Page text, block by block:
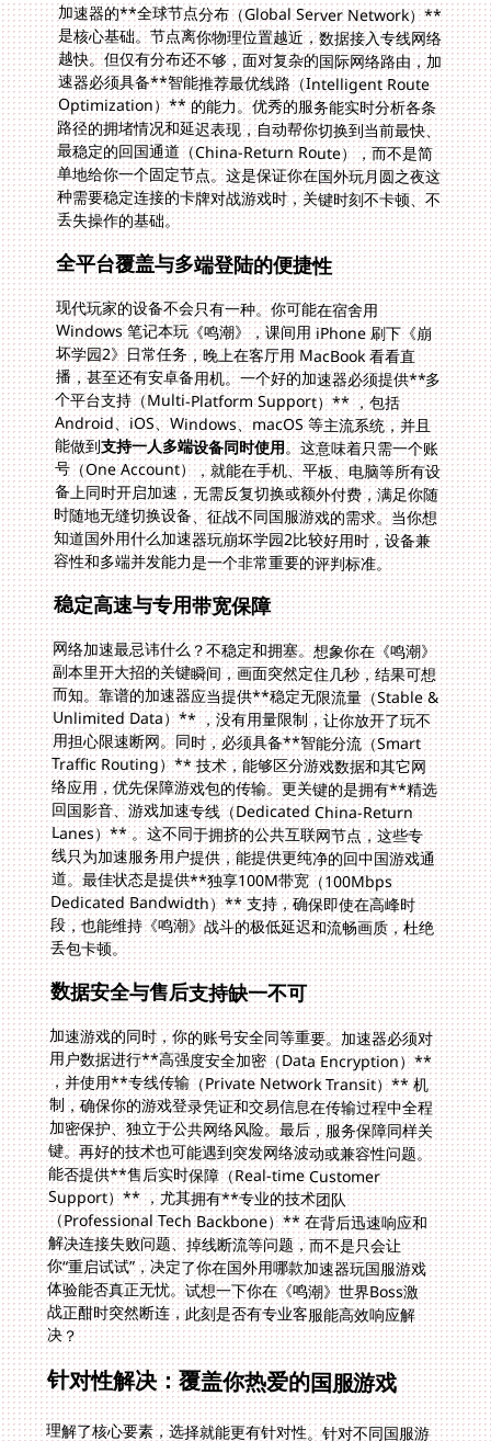
加速器的**全球节点分布（Global Server Network）**
是核心基础。节点离你物理位置越近，数据接入专线网络
越快。但仅有分布还不够，面对复杂的国际网络路由，加
速器必须具备**智能推荐最优线路（Intelligent Route
Optimization）** 的能力。优秀的服务能实时分析各条
路径的拥堵情况和延迟表现，自动帮你切换到当前最快、
最稳定的回国通道（China-Return Route），而不是简
单地给你一个固定节点。这是保证你在国外玩月圆之夜这
种需要稳定连接的卡牌对战游戏时，关键时刻不卡顿、不
丢失操作的基础。
全平台覆盖与多端登陆的便捷性
现代玩家的设备不会只有一种。你可能在宿舍用
Windows 笔记本玩《鸣潮》，课间用 iPhone 刷下《崩
坏学园2》日常任务，晚上在客厅用 MacBook 看看直
播，甚至还有安卓备用机。一个好的加速器必须提供**多
个平台支持（Multi-Platform Support）** ，包括
Android、iOS、Windows、macOS 等主流系统，并且
能做到支持一人多端设备同时使用。这意味着只需一个账
号（One Account），就能在手机、平板、电脑等所有设
备上同时开启加速，无需反复切换或额外付费，满足你随
时随地无缝切换设备、征战不同国服游戏的需求。当你想
知道国外用什么加速器玩崩坏学园2比较好用时，设备兼
容性和多端并发能力是一个非常重要的评判标准。
稳定高速与专用带宽保障
网络加速最忌讳什么？不稳定和拥塞。想象你在《鸣潮》
副本里开大招的关键瞬间，画面突然定住几秒，结果可想
而知。靠谱的加速器应当提供**稳定无限流量（Stable &
Unlimited Data）** ，没有用量限制，让你放开了玩不
用担心限速断网。同时，必须具备**智能分流（Smart
Traffic Routing）** 技术，能够区分游戏数据和其它网
络应用，优先保障游戏包的传输。更关键的是拥有**精选
回国影音、游戏加速专线（Dedicated China-Return
Lanes）** 。这不同于拥挤的公共互联网节点，这些专
线只为加速服务用户提供，能提供更纯净的回中国游戏通
道。最佳状态是提供**独享100M带宽（100Mbps
Dedicated Bandwidth）** 支持，确保即使在高峰时
段，也能维持《鸣潮》战斗的极低延迟和流畅画质，杜绝
丢包卡顿。
数据安全与售后支持缺一不可
加速游戏的同时，你的账号安全同等重要。加速器必须对
用户数据进行**高强度安全加密（Data Encryption）**
，并使用**专线传输（Private Network Transit）** 机
制，确保你的游戏登录凭证和交易信息在传输过程中全程
加密保护、独立于公共网络风险。最后，服务保障同样关
键。再好的技术也可能遇到突发网络波动或兼容性问题。
能否提供**售后实时保障（Real-time Customer
Support）** ，尤其拥有**专业的技术团队
（Professional Tech Backbone）** 在背后迅速响应和
解决连接失败问题、掉线断流等问题，而不是只会让
你“重启试试”，决定了你在国外用哪款加速器玩国服游戏
体验能否真正无忧。试想一下你在《鸣潮》世界Boss激
战正酣时突然断连，此刻是否有专业客服能高效响应解
决？
针对性解决：覆盖你热爱的国服游戏
理解了核心要素，选择就能更有针对性。针对不同国服游